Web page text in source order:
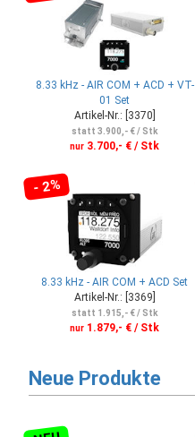
8.33 kHz - AIR COM + ACD + VT-
01 Set
Artikel-Nr.: [3370]
statt 3.900,- € / Stk
nur 3.700,- € / Stk
- 2%
8.33 kHz - AIR COM + ACD Set
Artikel-Nr.: [3369]
statt 1.915,- € / Stk
nur 1.879,- € / Stk
Neue Produkte